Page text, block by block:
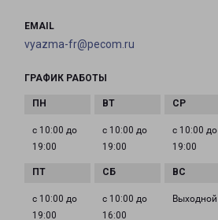
EMAIL
vyazma-fr@pecom.ru
ГРАФИК РАБОТЫ
с 10:00 до
19:00
с 10:00 до
19:00
с 10:00 до
19:00
с 10:00 до
19:00
с 10:00 до
16:00
Выходной